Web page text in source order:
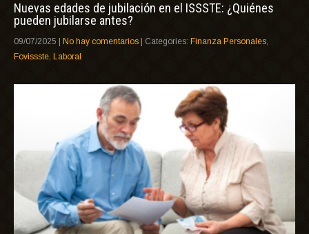
Nuevas edades de jubilación en el ISSSTE: ¿Quiénes
pueden jubilarse antes?
09/07/2025 No hay comentarios | Categories: Finanza Personales,
Fovissste, Laboral